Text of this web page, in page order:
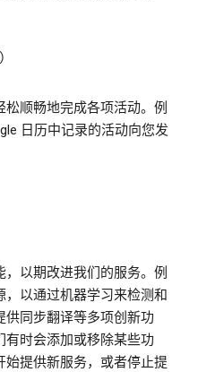
顺畅地完成各项活动。例
日历中记录的活动向您发
以期改进我们的服务。例
以通过机器学习来检测和
供同步翻译等多项创新功
有时会添加或移除某些功
提供新服务，或者停止提